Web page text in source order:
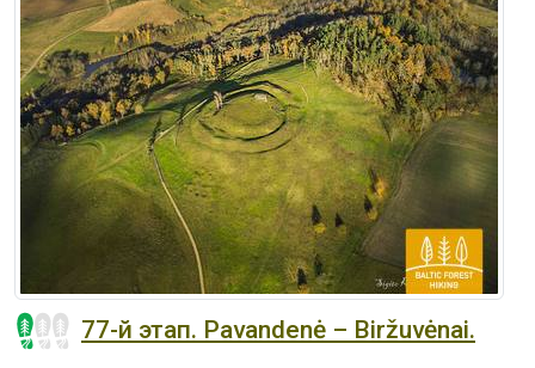
77-й этап. Pavandenė – Biržuvėnai.